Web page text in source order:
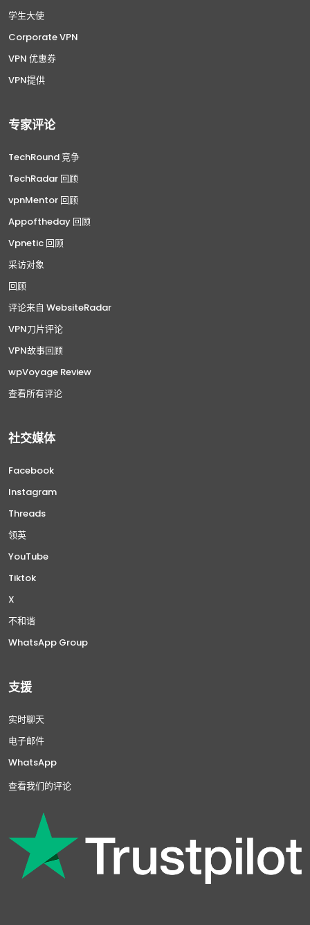
学生大使
Corporate VPN
VPN 优惠券
VPN提供
专家评论
TechRound 竞争
TechRadar 回顾
vpnMentor 回顾
Appoftheday 回顾
Vpnetic 回顾
采访对象
回顾
评论来自 WebsiteRadar
VPN刀片评论
VPN故事回顾
wpVoyage Review
查看所有评论
社交媒体
Facebook
Instagram
Threads
领英
YouTube
Tiktok
X
不和谐
WhatsApp Group
支援
实时聊天
电子邮件
WhatsApp
查看我们的评论